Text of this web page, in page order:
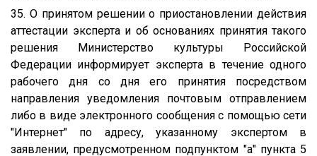
35. О принятом решении о приостановлении действия
аттестации эксперта и об основаниях принятия такого
решения Министерство культуры Российской
Федерации информирует эксперта в течение одного
рабочего дня со дня его принятия посредством
направления уведомления почтовым отправлением
либо в виде электронного сообщения с помощью сети
"Интернет" по адресу, указанному экспертом в
заявлении, предусмотренном подпунктом "а" пункта 5